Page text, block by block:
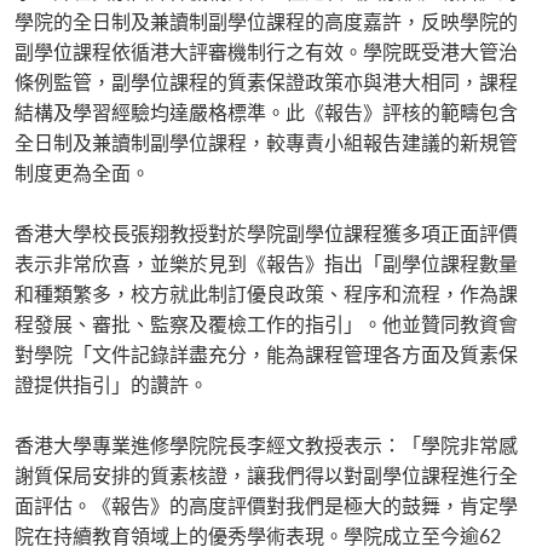
學院的全日制及兼讀制副學位課程的高度嘉許，反映學院的
副學位課程依循港大評審機制行之有效。學院既受港大管治
條例監管，副學位課程的質素保證政策亦與港大相同，課程
結構及學習經驗均達嚴格標準。此《報告》評核的範疇包含
全日制及兼讀制副學位課程，較專責小組報告建議的新規管
制度更為全面。
香港大學校長張翔教授對於學院副學位課程獲多項正面評價
表示非常欣喜，並樂於見到《報告》指出「副學位課程數量
和種類繁多，校方就此制訂優良政策、程序和流程，作為課
程發展、審批、監察及覆檢工作的指引」。他並贊同教資會
對學院「文件記錄詳盡充分，能為課程管理各方面及質素保
證提供指引」的讚許。
香港大學專業進修學院院長李經文教授表示：「學院非常感
謝質保局安排的質素核證，讓我們得以對副學位課程進行全
面評估。《報告》的高度評價對我們是極大的鼓舞，肯定學
院在持續教育領域上的優秀學術表現。學院成立至今逾62